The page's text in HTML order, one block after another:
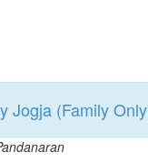
Jogja (Family